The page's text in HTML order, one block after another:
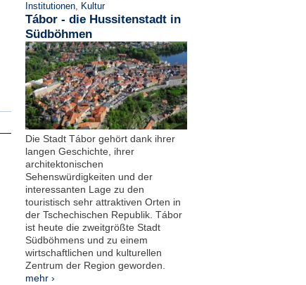
Institutionen, Kultur
Tábor - die Hussitenstadt in
Südböhmen
Die Stadt Tábor gehört dank ihrer
langen Geschichte, ihrer
architektonischen
Sehenswürdigkeiten und der
interessanten Lage zu den
touristisch sehr attraktiven Orten in
der Tschechischen Republik. Tábor
ist heute die zweitgrößte Stadt
Südböhmens und zu einem
wirtschaftlichen und kulturellen
Zentrum der Region geworden.
mehr ›